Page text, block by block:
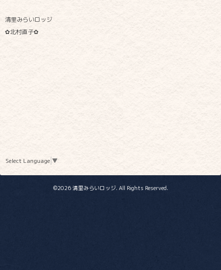
清里みらいロッジ
✿北村直子✿
Select Language ▼
©2026清里みらいロッジ. All Rights Reserved.